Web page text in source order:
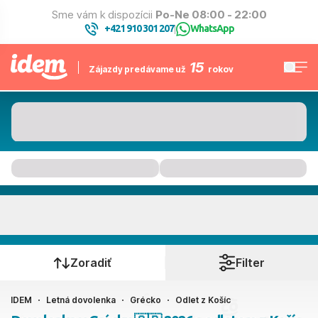
Sme vám k dispozícii Po-Ne 08:00 - 22:00
+421 910 301 207| WhatsApp
Zájazdy predávame už 15 rokov
Kedy cestujete?
Košice
Zoradiť Filter
IDEM Letná dovolenka Grécko Odlet z Košíc